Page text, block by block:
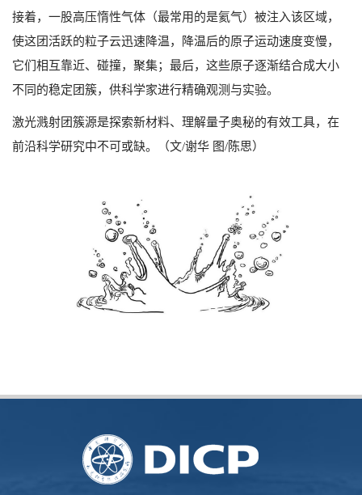
接着，一股高压惰性气体（最常用的是氦气）被注入该区域，
使这团活跃的粒子云迅速降温，降温后的原子运动速度变慢，
它们相互靠近、碰撞，聚集；最后，这些原子逐渐结合成大小
不同的稳定团簇，供科学家进行精确观测与实验。
激光溅射团簇源是探索新材料、理解量子奥秘的有效工具，在
前沿科学研究中不可或缺。（文/谢华 图/陈思）